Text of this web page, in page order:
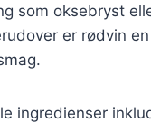
som oksebryst
er rødvin
ingredienser